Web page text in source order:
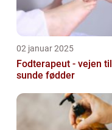
02 januar 2025
Fodterapeut - vejen til
sunde fødder